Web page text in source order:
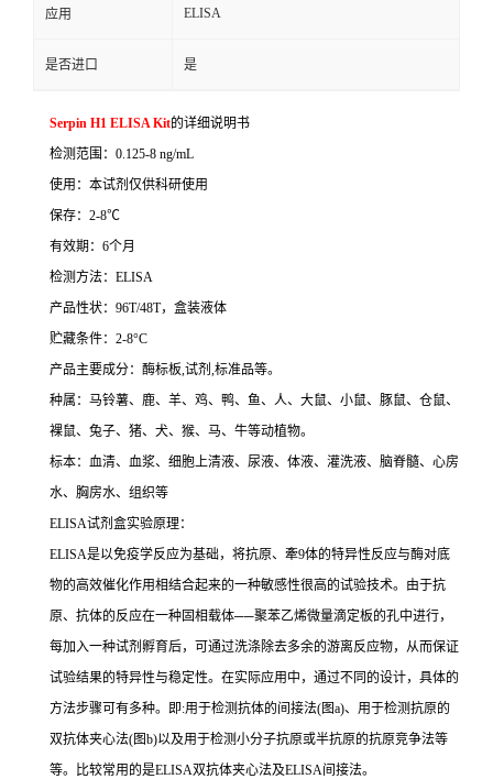
应用 ELISA
是否进口 是
Serpin H1 ELISA Kit的详细说明书
检测范围： 0.125-8 ng/mL
使用：本试剂仅供科研使用
保存： 2-8℃
有效期： 6个月
检测方法： ELISA
产品性状： 96T/48T，盒装液体
贮藏条件： 2-8°C
产品主要成分：酶标板,试剂 ,标准品等。
种属：马铃薯、鹿、羊、鸡、鸭、鱼、人、大鼠、小鼠、豚鼠、仓鼠、
裸鼠、兔子、猪、犬、猴、马、牛等动植物。
标本：血清、血浆、细胞上清液、尿液、体液、灌洗液、脑脊髓、心房
水、胸房水、组织等
ELISA试剂盒实验原理：
ELISA是以免疫学反应为基础，将抗原、牽9体的特异性反应与酶对底
物的高效催化作用相结合起来的一种敏感性很高的试验技术。由于抗
原、抗体的反应在一种固相载体──聚苯乙烯微量滴定板的孔中进行，
每加入一种试剂孵育后，可通过洗涤除去多余的游离反应物，从而保证
试验结果的特异性与稳定性。在实际应用中，通过不同的设计，具体的
方法步骤可有多种。即:用于检测抗体的间接法(图a)、用于检测抗原的
双抗体夹心法(图b)以及用于检测小分子抗原或半抗原的抗原竞争法等
等。比较常用的是ELISA双抗体夹心法及ELISA间接法。